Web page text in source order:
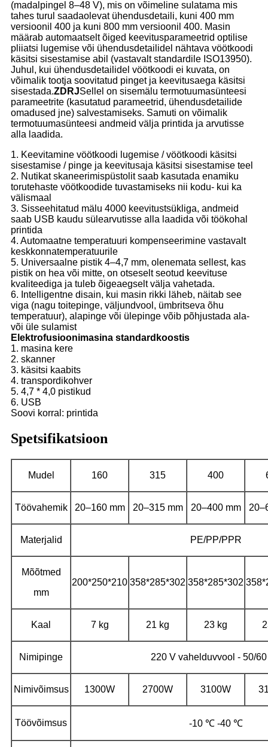
(madalpingel 8–48 V), mis on võimeline sulatama mis
tahes turul saadaolevat ühendusdetaili, kuni 400 mm
versioonil 400 ja kuni 800 mm versioonil 400. Masin
määrab automaatselt õiged keevitusparameetrid optilise
pliiatsi lugemise või ühendusdetailidel nähtava vöötkoodi
käsitsi sisestamise abil (vastavalt standardile ISO13950).
Juhul, kui ühendusdetailidel vöötkoodi ei kuvata, on
võimalik tootja soovitatud pinget ja keevitusaega käsitsi
sisestada.ZDRJSellel on sisemälu termotuumasünteesi
parameetrite (kasutatud parameetrid, ühendusdetailide
omadused jne) salvestamiseks. Samuti on võimalik
termotuumasünteesi andmeid välja printida ja arvutisse
alla laadida.
1. Keevitamine vöötkoodi lugemise / vöötkoodi käsitsi
sisestamise / pinge ja keevitusaja käsitsi sisestamise teel
2. Nutikat skaneerimispüstolit saab kasutada enamiku
torutehaste vöötkoodide tuvastamiseks nii kodu- kui ka
välismaal
3. Sisseehitatud mälu 4000 keevitustsükliga, andmeid
saab USB kaudu sülearvutisse alla laadida või töökohal
printida
4. Automaatne temperatuuri kompenseerimine vastavalt
keskkonnatemperatuurile
5. Universaalne pistik 4–4,7 mm, olenemata sellest, kas
pistik on hea või mitte, on otseselt seotud keevituse
kvaliteediga ja tuleb õigeaegselt välja vahetada.
6. Intelligentne disain, kui masin rikki läheb, näitab see
viga (nagu toitepinge, väljundvool, ümbritseva õhu
temperatuur), alapinge või ülepinge võib põhjustada ala-
või üle sulamist
Elektrofusioonimasina standardkoostis
1. masina kere
2. skanner
3. käsitsi kaabits
4. transpordikohver
5. 4,7 * 4,0 pistikud
6. USB
Soovi korral: printida
Spetsifikatsioon
Mudel 160 315 400
Töövahemik 20–160 mm 20–315 mm 20–400 mm
Materjalid PE/PP/PPR
Mõõtmed
mm
200*250*210 358*285*302 358*285*302
Kaal 7 kg 21 kg 23 kg
Nimipinge 220 V vahelduvvool - 50/
Nimivõimsus 1300W 2700W 3100W
Töövõimsus -10 ℃ -40 ℃